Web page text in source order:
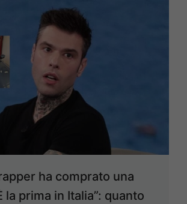
ha comprato una
la prima in Italia”: quanto